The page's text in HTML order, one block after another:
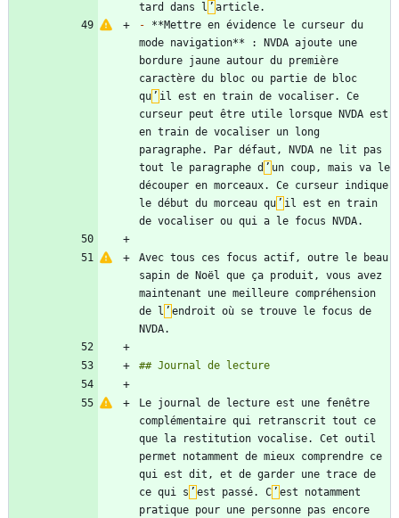
tard dans l ’
- **Mettre en évidence le curseur du
mode navigation** : NVDA ajoute une
bordure jaune autour du première
caractère du bloc ou partie de bloc
qu ’ il est en train de vocaliser. Ce
curseur peut être utile lorsque NVDA est
en train de vocaliser un long
paragraphe. Par défaut, NVDA ne lit pas
tout le paragraphe d ’ un coup, mais va le
découper en morceaux. Ce curseur indique
le début du morceau qu ’ il est en train
Avec tous ces focus actif, outre le beau
sapin de Noël que ça produit, vous avez
maintenant une meilleure compréhension
de l ’ endroit où se trouve le focus de
Le journal de lecture est une fenêtre
complémentaire qui retranscrit tout ce
que la restitution vocalise. Cet outil
permet notamment de mieux comprendre ce
qui est dit, et de garder une trace de
ce qui s ’ est passé. C ’ est notamment
pratique pour une personne pas encore